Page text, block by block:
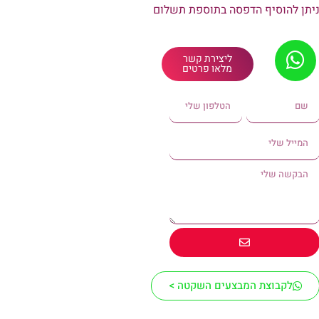
ניתן להוסיף הדפסה בתוספת תשלום
ליצירת קשר
מלאו פרטים
לקבוצת המבצעים השקטה >